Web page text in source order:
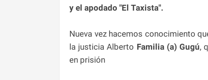
y el apodado "El Taxista".
Nueva vez hacemos conocimiento
la justicia Alberto Familia (a) Gugú,
en prisión